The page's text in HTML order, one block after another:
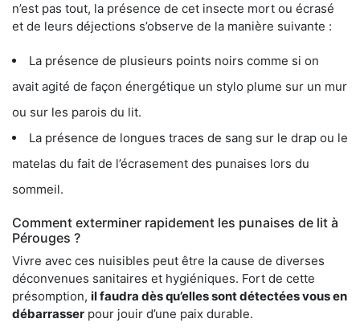
n’est pas tout, la présence de cet insecte mort ou écrasé
et de leurs déjections s’observe de la manière suivante :
La présence de plusieurs points noirs comme si on
avait agité de façon énergétique un stylo plume sur un mur
ou sur les parois du lit.
La présence de longues traces de sang sur le drap ou le
matelas du fait de l’écrasement des punaises lors du
sommeil.
Comment exterminer rapidement les punaises de lit à
Pérouges ?
Vivre avec ces nuisibles peut être la cause de diverses
déconvenues sanitaires et hygiéniques. Fort de cette
présomption, il faudra dès qu’elles sont détectées vous en
débarrasser pour jouir d’une paix durable.